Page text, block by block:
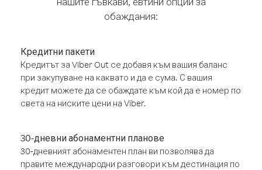
обаждания:
Кредитни пакети
Кредитът за Viber Out се добавя към вашия баланс
при закупуване на каквато и да е сума. С вашия
кредит можете да се обаждате към кой да е номер по
света на ниските цени на Viber.
30-дневни абонаментни планове
30-дневният абонаментен план ви позволява да
правите международни разговори към дестинация по